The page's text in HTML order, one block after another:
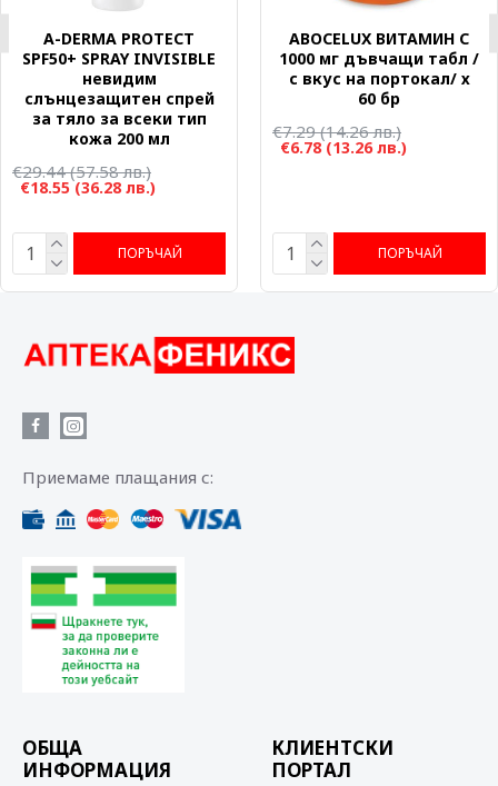
A-DERMA PROTECT
SPF50+ SPRAY INVISIBLE
невидим
слънцезащитен спрей
за тяло за всеки тип
кожа 200 мл
€18.55(36.28 лв.)
€29.44(57.58 лв.)
ПОРЪЧАЙ
ABOCELUX ВИТАМИН C
1000 мг дъвчащи табл /
с вкус на портокал/ х
60 бр
€6.78(13.26 лв.)
€7.29(14.26 лв.)
ПОРЪЧАЙ
Приемаме плащания с:
ОБЩА
ИНФОРМАЦИЯ
КЛИЕНТСКИ
ПОРТАЛ